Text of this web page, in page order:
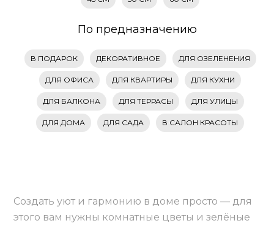
По предназначению
В ПОДАРОК ДЕКОРАТИВНОЕ ДЛЯ ОЗЕЛЕНЕНИЯ
ДЛЯ ОФИСА ДЛЯ КВАРТИРЫ ДЛЯ КУХНИ
ДЛЯ БАЛКОНА ДЛЯ ТЕРРАСЫ ДЛЯ УЛИЦЫ
ДЛЯ ДОМА ДЛЯ САДА В САЛОН КРАСОТЫ
Создать уют и гармонию в доме просто — для
этого вам нужны комнатные цветы и зелёные